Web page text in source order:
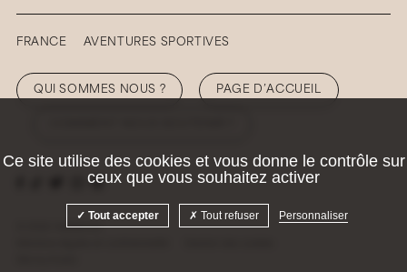
FRANCE AVENTURES SPORTIVES
QUI SOMMES NOUS ? PAGE D’ACCUEIL
© 2026 Hellolaroux
Ce site utilise des cookies et vous donne le contrôle sur
ceux que vous souhaitez activer
Tout accepter Tout refuser Personnaliser